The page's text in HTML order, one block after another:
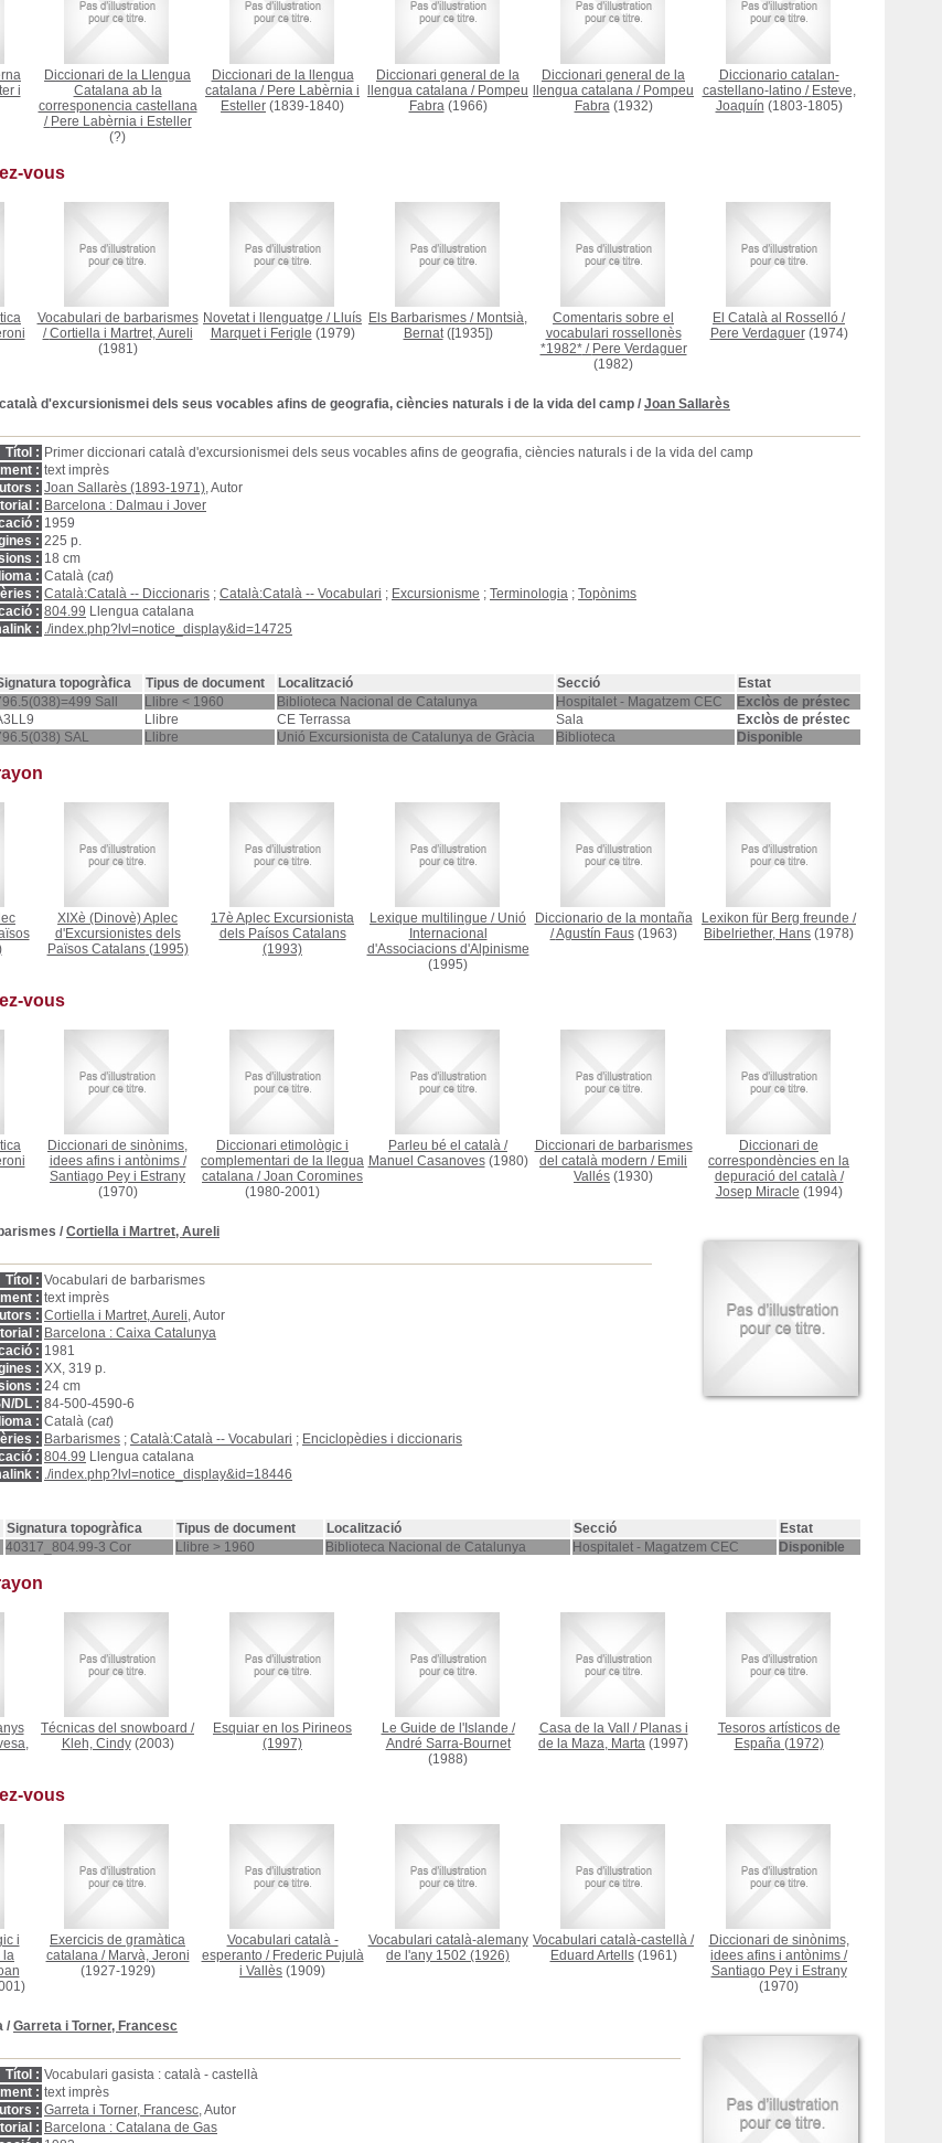
i
Diccionari de la Llengua
Catalana ab la
corresponencia castellana
/ Pere Labèrnia i Esteller
(?)
Diccionari de la llengua
catalana / Pere Labèrnia i
Esteller (1839-1840)
Diccionari general de la
llengua catalana / Pompeu
Fabra(1966)
Diccionari general de la
llengua catalana / Pompeu
Fabra(1932)
Diccionario catalan-
castellano-latino/ Esteve,
Joaquín (1803-1805)
vous
Vocabulari de barbarismes
/Cortiella i Martret, Aureli
(1981)
Novetat i llenguatge / Lluís
Marquet i Ferigle (1979)
Els Barbarismes / Montsià,
Bernat([1935])
Comentaris sobre el
vocabulari rossellonès
*1982*/ Pere Verdaguer
(1982)
El Català al Rosselló /
Pere Verdaguer(1974)
d'excursionismei dels seus vocables afins de geografia, ciències naturals i de la vida del camp / Joan Sallarès
Títol : Primer diccionari català d'excursionismei dels seus vocables afins de geografia, ciències naturals i de la vida del camp
: text imprès
: Joan Sallarès (1893-1971), Autor
: Barcelona : Dalmau i Jover
: 1959
: 225 p.
: 18 cm
: Català (cat)
: Català:Català -- Diccionaris ; Català:Català -- Vocabulari ; Excursionisme ; Terminologia ; Topònims
: 804.99 Llengua catalana
: ./index.php?lvl=notice_display&id=14725
topogràfica Tipus de document Localització Secció
Estat
Sall Llibre < 1960 Biblioteca Nacional de Catalunya Hospitalet - Magatzem CEC
Exclòs de préstec
Llibre CE Terrassa Sala
Exclòs de préstec
SAL Llibre Unió Excursionista de Catalunya de Gràcia Biblioteca Disponible
XIXè (Dinovè) Aplec
d'Excursionistes dels
Països Catalans(1995)
17è Aplec Excursionista
dels Paísos Catalans
(1993)
Lexique multilingue / Unió
Internacional
d'Associacions d'Alpinisme
(1995)
Diccionario de la montaña
/Agustín Faus(1963)
Lexikon für Berg freunde /
Bibelriether, Hans (1978)
vous
Diccionari de sinònims,
idees afins i antònims/
Santiago Pey i Estrany
(1970)
Diccionari etimològic i
complementari de la llegua
catalana /Joan Coromines
(1980-2001)
Parleu bé el català /
Manuel Casanoves(1980)
Diccionari de barbarismes
del català modern / Emili
Vallés (1930)
Diccionari de
correspondències en la
depuració del català/
Josep Miracle (1994)
/ Cortiella i Martret, Aureli
Títol : Vocabulari de barbarismes
: text imprès
: Cortiella i Martret, Aureli, Autor
: Barcelona : Caixa Catalunya
: 1981
: XX, 319 p.
: 24 cm
DL : 84-500-4590-6
: Català (cat)
: Barbarismes ; Català:Català -- Vocabulari ; Enciclopèdies i diccionaris
: 804.99 Llengua catalana
: ./index.php?lvl=notice_display&id=18446
Signatura topogràfica Tipus de document Localització Secció
Estat
40317_804.99-3 Cor Llibre > 1960 Biblioteca Nacional de Catalunya Hospitalet - Magatzem CEC Disponible
Técnicas del snowboard /
Kleh, Cindy(2003)
Esquiar en los Pirineos
(1997)
Le Guide de l'Islande /
André Sarra-Bournet
(1988)
Casa de la Vall / Planas i
de la Maza, Marta (1997)
Tesoros artísticos de
España(1972)
vous
i
la
Exercicis de gramàtica
catalana/ Marvà, Jeroni
(1927-1929)
Vocabulari català -
esperanto/ Frederic Pujulà
i Vallès (1909)
Vocabulari català-alemany
de l'any 1502 (1926)
Vocabulari català-castellà /
Eduard Artells(1961)
Diccionari de sinònims,
idees afins i antònims /
Santiago Pey i Estrany
(1970)
/ Garreta i Torner, Francesc
Títol : Vocabulari gasista : català - castellà
: text imprès
: Garreta i Torner, Francesc, Autor
: Barcelona : Catalana de Gas